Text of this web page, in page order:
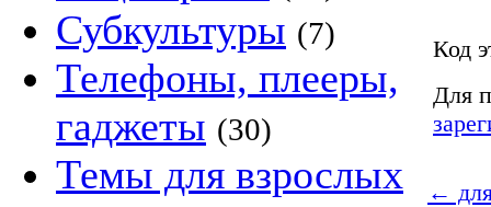
Субкультуры (7)
Телефоны, плееры,
гаджеты (30)
Темы для взрослых
Код
Для
←